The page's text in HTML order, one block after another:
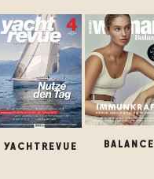
YACHTREVUE BALANCE